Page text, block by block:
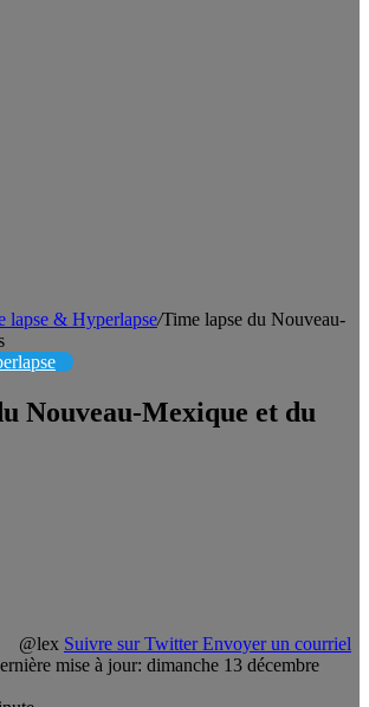
lapse & Hyperlapse/Time lapse du Nouveau-
Nouveau-Mexique et du
@lex Suivre sur Twitter Envoyer un courriel
mise à jour: dimanche 13 décembre